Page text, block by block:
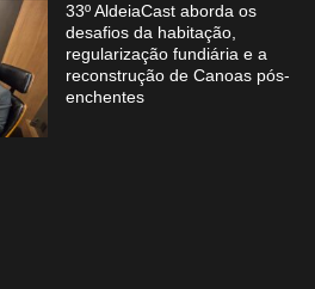
33º AldeiaCast aborda os
desafios da habitação,
regularização fundiária e a
reconstrução de Canoas pós-
enchentes